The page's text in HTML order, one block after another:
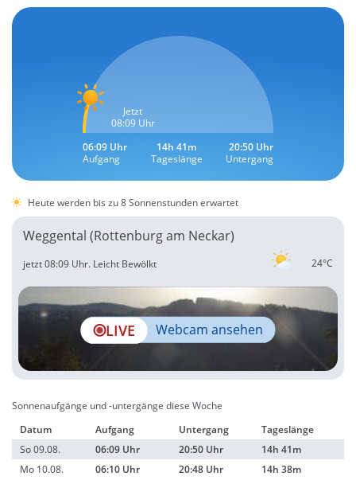
Jetzt
08:09 Uhr
06:09 Uhr
Aufgang
14h 41m
Tageslänge
20:50 Uhr
Untergang
Heute werden bis zu 8 Sonnenstunden erwartet
Weggental (Rottenburg am Neckar)
24°C
jetzt 08:09 Uhr. Leicht Bewölkt
LIVE Webcam ansehen
Sonnenaufgänge und -untergänge diese Woche
Datum
Aufgang Untergang
Tageslänge
So 09.08.
06:09 Uhr 20:50 Uhr
14h 41m
Mo 10.08.
06:10 Uhr 20:48 Uhr
14h 38m